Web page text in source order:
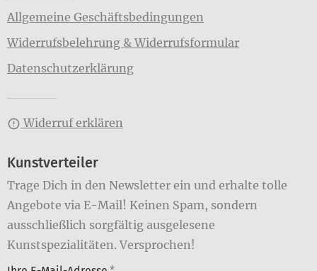
Allgemeine Geschäftsbedingungen
Widerrufsbelehrung & Widerrufsformular
Datenschutzerklärung
Widerruf erklären
Kunstverteiler
Trage Dich in den Newsletter ein und erhalte tolle
Angebote via E-Mail! Keinen Spam, sondern
ausschließlich sorgfältig ausgelesene
Kunstspezialitäten. Versprochen!